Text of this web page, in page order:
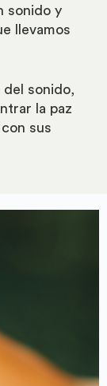
sonido y
llevamos
sonido,
la paz
sus